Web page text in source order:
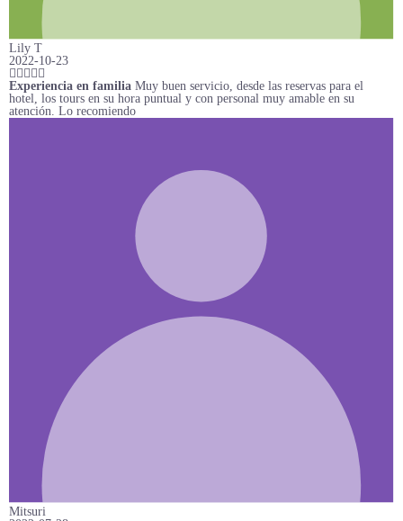
Lily T
2022-10-23
Experiencia en familia Muy buen servicio, desde las reservas para el
hotel, los tours en su hora puntual y con personal muy amable en su
atención. Lo recomiendo
Mitsuri